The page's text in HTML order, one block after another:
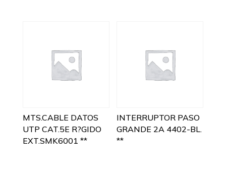
MTS.CABLE DATOS
UTP CAT.5E R?GIDO
EXT.SMK6001 **
INTERRUPTOR PASO
GRANDE 2A 4402-BL.
**